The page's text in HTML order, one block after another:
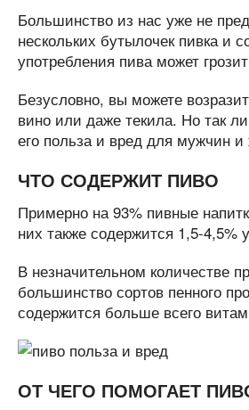
Большинство из нас уже не
нескольких бутылочек пивка и
употребления пива может
Безусловно, вы можете
вино или даже текила. Но так
его польза и вред для мужчин
ЧТО СОДЕРЖИТ ПИВО
Примерно на 93% пивные
них также содержится 1,5-4,5%
В незначительном количестве
большинство сортов пенного
содержится больше всего
ОТ ЧЕГО ПОМОГАЕТ